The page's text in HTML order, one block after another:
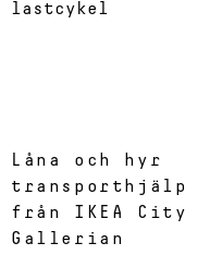
Låna och hyr
transporthjälp
från IKEA City
Gallerian